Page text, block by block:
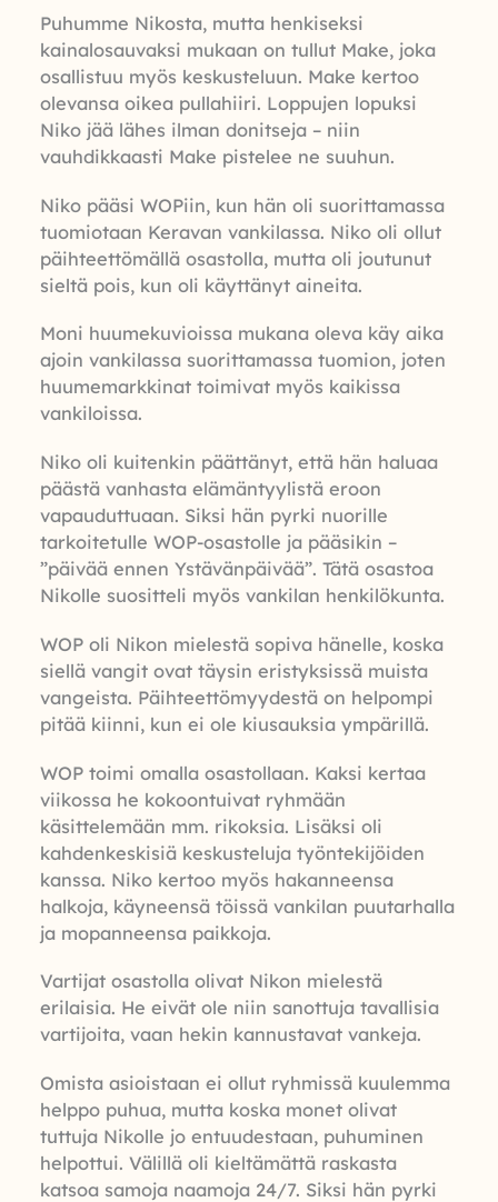
Puhumme Nikosta, mutta henkiseksi
kainalosauvaksi mukaan on tullut Make, joka
osallistuu myös keskusteluun. Make kertoo
olevansa oikea pullahiiri. Loppujen lopuksi
Niko jää lähes ilman donitseja – niin
vauhdikkaasti Make pistelee ne suuhun.
Niko pääsi WOPiin, kun hän oli suorittamassa
tuomiotaan Keravan vankilassa. Niko oli ollut
päihteettömällä osastolla, mutta oli joutunut
sieltä pois, kun oli käyttänyt aineita.
Moni huumekuvioissa mukana oleva käy aika
ajoin vankilassa suorittamassa tuomion, joten
huumemarkkinat toimivat myös kaikissa
vankiloissa.
Niko oli kuitenkin päättänyt, että hän haluaa
päästä vanhasta elämäntyylistä eroon
vapauduttuaan. Siksi hän pyrki nuorille
tarkoitetulle WOP-osastolle ja pääsikin –
”päivää ennen Ystävänpäivää”. Tätä osastoa
Nikolle suositteli myös vankilan henkilökunta.
WOP oli Nikon mielestä sopiva hänelle, koska
siellä vangit ovat täysin eristyksissä muista
vangeista. Päihteettömyydestä on helpompi
pitää kiinni, kun ei ole kiusauksia ympärillä.
WOP toimi omalla osastollaan. Kaksi kertaa
viikossa he kokoontuivat ryhmään
käsittelemään mm. rikoksia. Lisäksi oli
kahdenkeskisiä keskusteluja työntekijöiden
kanssa. Niko kertoo myös hakanneensa
halkoja, käyneensä töissä vankilan puutarhalla
ja mopanneensa paikkoja.
Vartijat osastolla olivat Nikon mielestä
erilaisia. He eivät ole niin sanottuja tavallisia
vartijoita, vaan hekin kannustavat vankeja.
Omista asioistaan ei ollut ryhmissä kuulemma
helppo puhua, mutta koska monet olivat
tuttuja Nikolle jo entuudestaan, puhuminen
helpottui. Välillä oli kieltämättä raskasta
katsoa samoja naamoja 24/7. Siksi hän pyrki